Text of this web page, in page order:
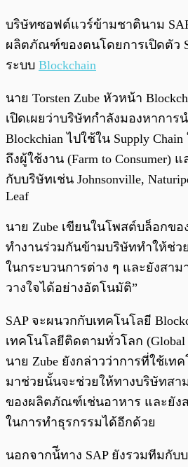
พร้อมเล่น
บริษัทซอฟต์แวร์ข้ามชาตินาม
ผลิตภัณฑ์ของตนโดยการเปิดตัว
ระบบ Blockchain
นาย Torsten Zube หัวหน้า
เปิดเผยว่าบริษัทกำลังมองหาการ
Blockchian ไปใช้ใน Supply
ถึงผู้ใช้งาน (Farm to Consumer)
กับบริษัทเช่น Johnsonville,
Leaf
นาย Zube เขียนในโพสต์บล็อกขอ
ทำงานร่วมกันข้ามบริษัททำให้ช่
ในกระบวนการต่าง ๆ และยังสาม
วางใจได้อย่างอัตโนมัติ”
SAP จะผนวกกับเทคโนโลยี
เทคโนโลยีติดตามทั่วโลก (Global
นาย Zube ยังกล่าวว่าการที่ใช้เทค
มาช่วยนั้นจะช่วยให้ทางบริษัทส
ของผลิตภัณฑ์เช่นอาหาร และยัง
ในการทำธุรกรรมได้อีกด้วย
นอกจากน้ีทาง SAP ยังรวมทีมกับ